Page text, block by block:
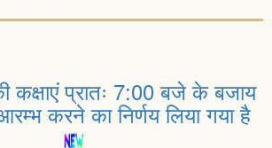
कक्षाएं प्रातः 7:00 बजे के बजाय
करने का निर्णय लिया गया है